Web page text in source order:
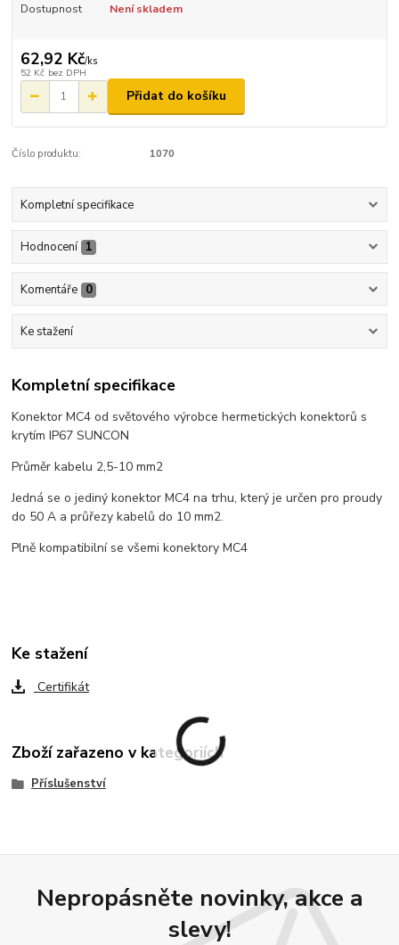
Dostupnost Není skladem
62,92 Kč/ks
52 Kč bez DPH
Přidat do košíku
Číslo produktu: 1070
Kompletní specifikace
Hodnocení 1
Komentáře 0
Ke stažení
Kompletní specifikace
Konektor MC4 od světového výrobce hermetických konektorů s
krytím IP67 SUNCON
Průměr kabelu 2,5-10 mm2
Jedná se o jediný konektor MC4 na trhu, který je určen pro proudy
do 50 A a průřezy kabelů do 10 mm2.
Plně kompatibilní se všemi konektory MC4
Ke stažení
Certifikát
Zboží zařazeno v kategoriích
Příslušenství
Nepropásněte novinky, akce a
slevy!